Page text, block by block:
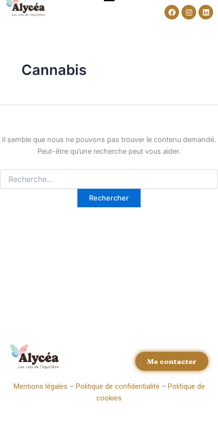
Aller
Facebook
Cannabis
Il semble que nous ne pouvons pas trouver le contenu demandé.
Peut-être qu’une recherche peut vous aider.
Rechercher :
Mentions légales – Politique de confidentialité – Politique de
cookies
Me contacter